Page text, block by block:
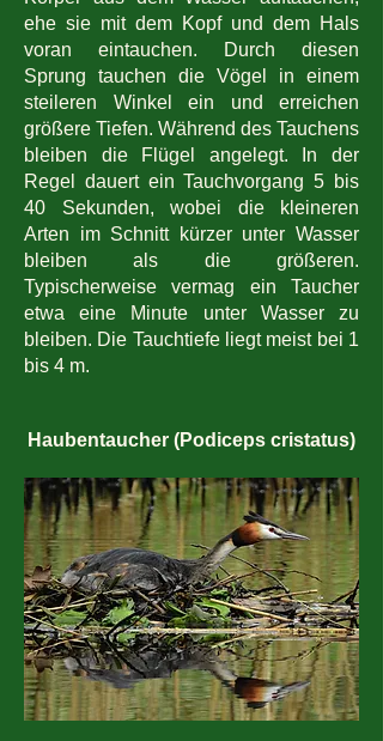
ehe sie mit dem Kopf und dem Hals
voran eintauchen. Durch diesen
Sprung tauchen die Vögel in einem
steileren Winkel ein und erreichen
größere Tiefen. Während des Tauchens
bleiben die Flügel angelegt. In der
Regel dauert ein Tauchvorgang 5 bis
40 Sekunden, wobei die kleineren
Arten im Schnitt kürzer unter Wasser
bleiben als die größeren.
Typischerweise vermag ein Taucher
etwa eine Minute unter Wasser zu
bleiben. Die Tauchtiefe liegt meist bei 1
bis 4 m.
Haubentaucher (Podiceps cristatus)